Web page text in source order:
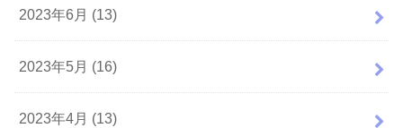
2023年6月 (13)
2023年5月 (16)
2023年4月 (13)